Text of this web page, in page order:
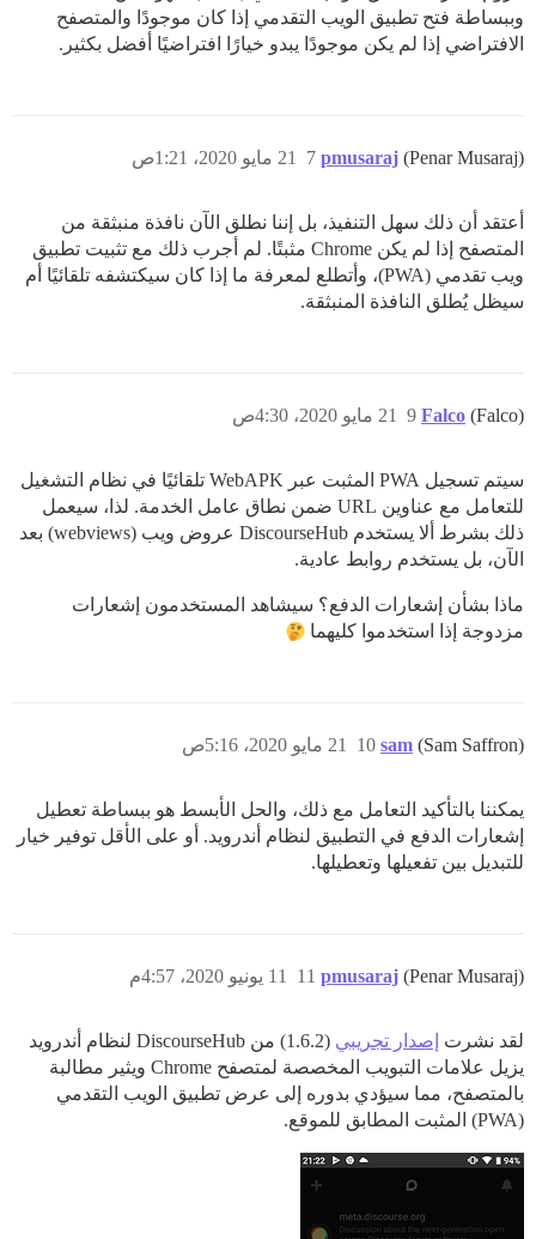
وببساطة فتح تطبيق الويب التقدمي إذا كان موجودًا والمتصفح
الافتراضي إذا لم يكن موجودًا يبدو خيارًا افتراضيًا أفضل بكثير.
pmusaraj (Penar Musaraj) 21 مايو 2020، 1:21ص 7
أعتقد أن ذلك سهل التنفيذ، بل إننا نطلق الآن نافذة منبثقة من
المتصفح إذا لم يكن Chrome مثبتًا. لم أجرب ذلك مع تثبيت تطبيق
ويب تقدمي (PWA)، وأتطلع لمعرفة ما إذا كان سيكتشفه تلقائيًا أم
سيظل يُطلق النافذة المنبثقة.
Falco (Falco) 21 مايو 2020، 4:30ص 9
سيتم تسجيل PWA المثبت عبر WebAPK تلقائيًا في نظام التشغيل
للتعامل مع عناوين URL ضمن نطاق عامل الخدمة. لذا، سيعمل
ذلك بشرط ألا يستخدم DiscourseHub عروض ويب (webviews) بعد
الآن، بل يستخدم روابط عادية.
ماذا بشأن إشعارات الدفع؟ سيشاهد المستخدمون إشعارات
مزدوجة إذا استخدموا كليهما
sam (Sam Saffron) 21 مايو 2020، 5:16ص 10
يمكننا بالتأكيد التعامل مع ذلك، والحل الأبسط هو ببساطة تعطيل
إشعارات الدفع في التطبيق لنظام أندرويد. أو على الأقل توفير خيار
للتبديل بين تفعيلها وتعطيلها.
pmusaraj (Penar Musaraj) 11 يونيو 2020، 4:57م 11
لقد نشرت إصدار تجريبي
(1.6.2) من DiscourseHub لنظام أندرويد
يزيل علامات التبويب المخصصة لمتصفح Chrome ويثير مطالبة
بالمتصفح، مما سيؤدي بدوره إلى عرض تطبيق الويب التقدمي
(PWA) المثبت المطابق للموقع.